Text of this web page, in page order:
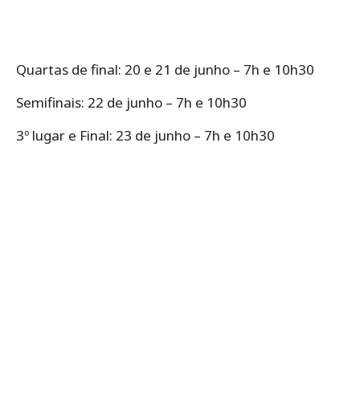
Quartas de final: 20 e 21 de junho – 7h e 10h30
Semifinais: 22 de junho – 7h e 10h30
3º lugar e Final: 23 de junho – 7h e 10h30